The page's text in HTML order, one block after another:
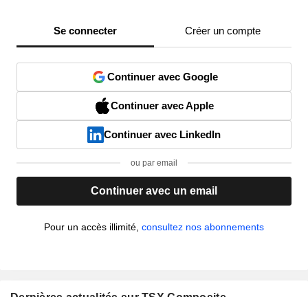
Se connecter Créer un compte
Continuer avec Google
Continuer avec Apple
Continuer avec LinkedIn
ou par email
Continuer avec un email
Pour un accès illimité, consultez nos abonnements